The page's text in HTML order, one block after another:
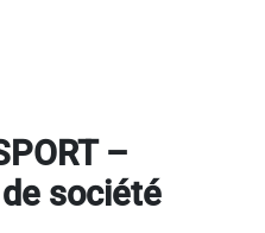
–
société